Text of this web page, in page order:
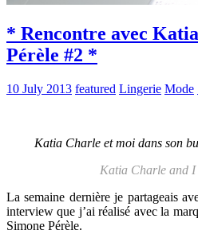
* Rencontre avec
Pérèle #2 *
10 July 2013 featured Lingerie Mode
Katia Charle et moi dans son
Katia Charle and I
La semaine dernière je partageais
interview que j’ai réalisé avec la
Simone Pérèle.